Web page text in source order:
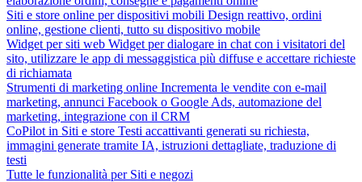
Siti e store online per dispositivi mobili Design reattivo, ordini
online, gestione clienti, tutto su dispositivo mobile
Widget per siti web Widget per dialogare in chat con i visitatori del
sito, utilizzare le app di messaggistica più diffuse e accettare richieste
di richiamata
Strumenti di marketing online Incrementa le vendite con e-mail
marketing, annunci Facebook o Google Ads, automazione del
marketing, integrazione con il CRM
CoPilot in Siti e store Testi accattivanti generati su richiesta,
immagini generate tramite IA, istruzioni dettagliate, traduzione di
testi
Tutte le funzionalità per Siti e negozi